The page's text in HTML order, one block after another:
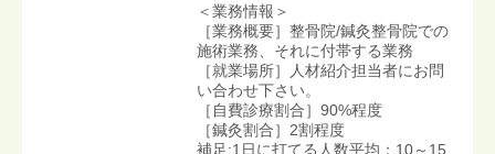
＜業務情報＞
［業務概要］整骨院/鍼灸整骨院での
施術業務、それに付帯する業務
［就業場所］人材紹介担当者にお問
い合わせ下さい。
［自費診療割合］90%程度
［鍼灸割合］2割程度
補足:1日に打てる人数平均：10～15